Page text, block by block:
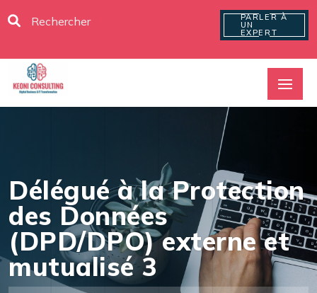
PARLER À
UN
EXPERT
Délégué à la Protection
des Données
(DPD/DPO) externe et
mutualisé 3